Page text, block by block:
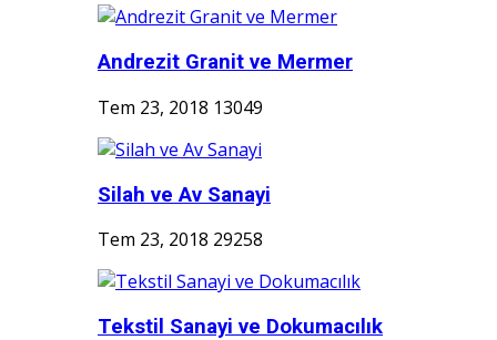
Andrezit Granit ve Mermer
Tem 23, 2018 13049
Silah ve Av Sanayi
Tem 23, 2018 29258
Tekstil Sanayi ve Dokumacılık